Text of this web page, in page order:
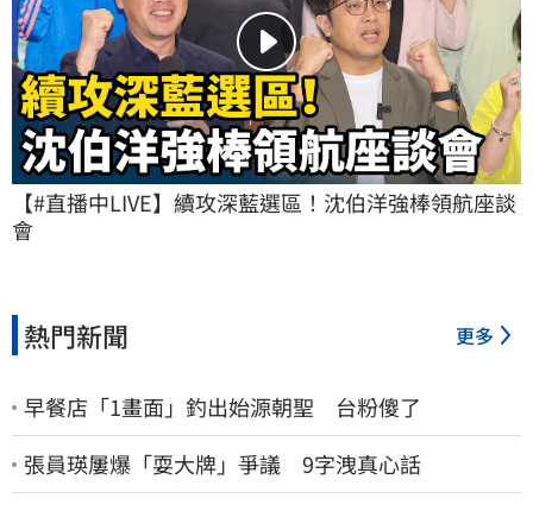
【#直播中LIVE】續攻深藍選區！沈伯洋強棒領航座談
會
熱門新聞 更多
早餐店「1畫面」釣出始源朝聖 台粉傻了
張員瑛屢爆「耍大牌」爭議 9字洩真心話